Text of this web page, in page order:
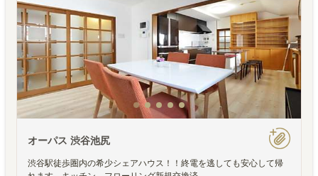
オーパス 渋谷池尻
渋谷駅徒歩圏内の希少シェアハウス！！終電を逃しても安心して帰